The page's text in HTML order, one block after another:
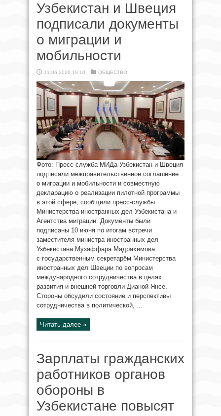
Узбекистан и Швеция
подписали документы
о миграции и
мобильности
11.06.2026 19:10 ОБЩЕСТВО
Фото: Пресс-служба МИДа Узбекистан и Швеция
подписали межправительственное соглашение
о миграции и мобильности и совместную
декларацию о реализации пилотной программы
в этой сфере, сообщили пресс-службы
Министерства иностранных дел Узбекистана и
Агентства миграции. Документы были
подписаны 10 июня по итогам встречи
заместителя министра иностранных дел
Узбекистана Музаффара Мадрахимова
с государственным секретарём Министерства
иностранных дел Швеции по вопросам
международного сотрудничества в целях
развития и внешней торговли Дианой Янсе.
Стороны обсудили состояние и перспективы
сотрудничества в политической, ...
Читать далее »
Зарплаты гражданских
работников органов
обороны в
Узбекистане повысят